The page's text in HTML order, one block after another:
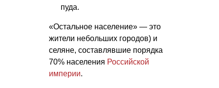
пуда.
«Остальное население» — это
жители небольших городов) и
селяне, составлявшие порядка
70% населения Российской
империи.